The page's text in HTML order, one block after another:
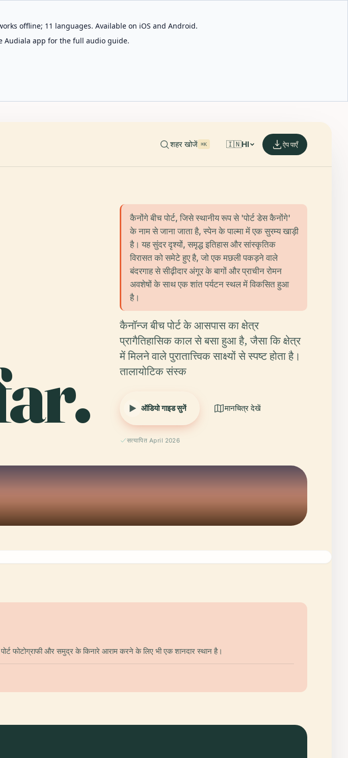
offline; 11 languages. Available on iOS and Android.
Audiala app for the full audio guide.
शहर खोजें ⌘K 🇮🇳HI ऐप पाएँ
कैनोंगे बीच पोर्ट, जिसे स्थानीय रूप से 'पोर्ट डेस कैनोंगे'
के नाम से जाना जाता है, स्पेन के पाल्मा में एक सुरम्य खाड़ी
है। यह सुंदर दृश्यों, समृद्ध इतिहास और सांस्कृतिक
विरासत को समेटे हुए है, जो एक मछली पकड़ने वाले
बंदरगाह से सीढ़ीदार अंगूर के बागों और प्राचीन रोमन
अवशेषों के साथ एक शांत पर्यटन स्थल में विकसित हुआ
है।
कैनॉन्ज बीच पोर्ट के आसपास का क्षेत्र
प्रागैतिहासिक काल से बसा हुआ है, जैसा कि क्षेत्र
में मिलने वाले पुरातात्त्विक साक्ष्यों से स्पष्ट होता है।
तालायोटिक संस्क
ऑडियो गाइड सुनें मानचित्र देखें
सत्यापित April 2026
और समुद्र के किनारे आराम करने के लिए भी एक शानदार स्थान है।